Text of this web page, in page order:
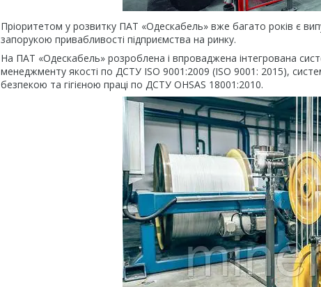
Пріоритетом у розвитку ПАТ «Одескабель» вже багато років є
запорукою привабливості підприємства на ринку.
На ПАТ «Одескабель» розроблена і впроваджена інтегрована
менеджменту якості по ДСТУ ISO 9001:2009 (ISO 9001: 2015),
безпекою та гігієною праці по ДСТУ OHSAS 18001:2010.